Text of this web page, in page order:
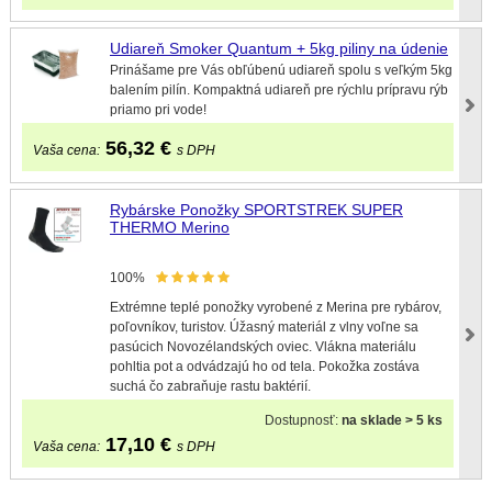
Udiareň Smoker Quantum + 5kg piliny na údenie
Prinášame pre Vás obľúbenú udiareň spolu s veľkým 5kg
balením pilín. Kompaktná udiareň pre rýchlu prípravu rýb
priamo pri vode!
Vaša cena: 56,32 € s DPH
Rybárske Ponožky SPORTSTREK SUPER
THERMO Merino
100%
Extrémne teplé ponožky vyrobené z Merina pre rybárov,
poľovníkov, turistov. Úžasný materiál z vlny voľne sa
pasúcich Novozélandských oviec. Vlákna materiálu
pohltia pot a odvádzajú ho od tela. Pokožka zostáva
suchá čo zabraňuje rastu baktérií.
Dostupnosť:na sklade > 5 ks
Vaša cena: 17,10 € s DPH